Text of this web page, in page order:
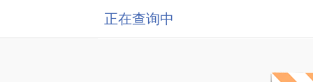
正在查询中